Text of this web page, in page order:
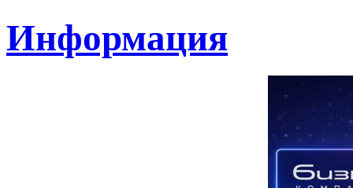
Информация